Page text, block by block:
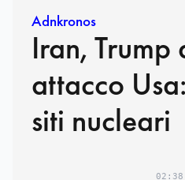
Adnkronos
Iran, Trump
attacco
siti nucleari
02:38